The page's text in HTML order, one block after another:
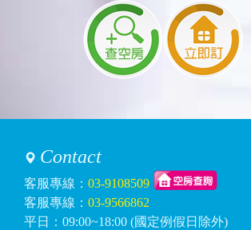
Contact
客服專線： 03-9108509
客服專線： 03-9566862
平日：09:00~18:00 (國定例假日除外)